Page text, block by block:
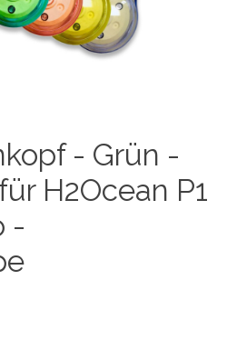
- Grün -
H2Ocean P1
-